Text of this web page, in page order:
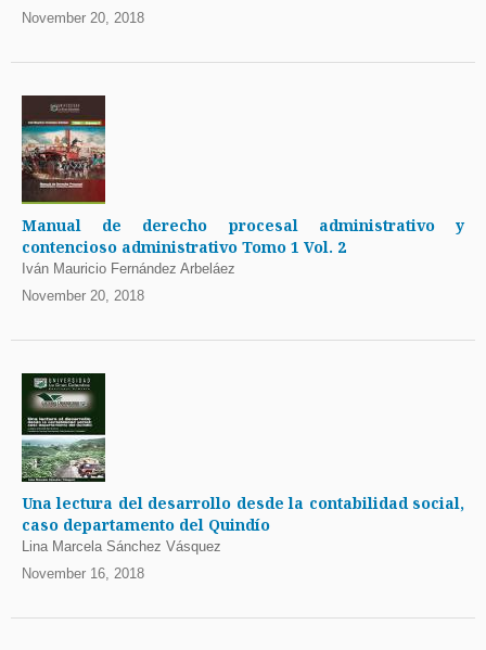
November 20, 2018
Manual de derecho procesal administrativo y
contencioso administrativo Tomo 1 Vol. 2
Iván Mauricio Fernández Arbeláez
November 20, 2018
Una lectura del desarrollo desde la contabilidad social,
caso departamento del Quindío
Lina Marcela Sánchez Vásquez
November 16, 2018